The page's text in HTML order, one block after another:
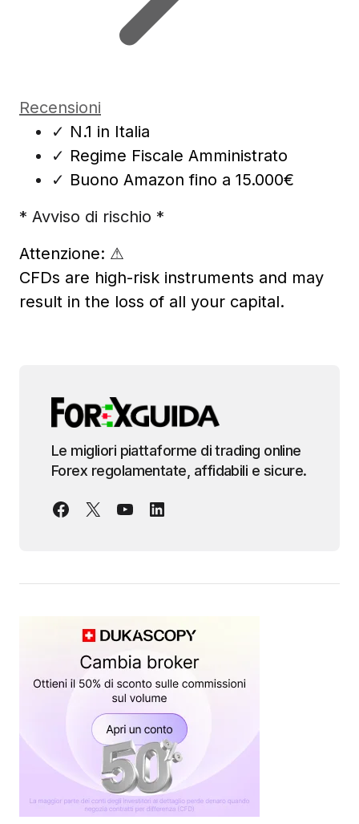
Recensioni
✓ N.1 in Italia
✓ Regime Fiscale Amministrato
✓ Buono Amazon fino a 15.000€
* Avviso di rischio *
Attenzione: ⚠
CFDs are high-risk instruments and may
result in the loss of all your capital.
Le migliori piattaforme di trading online
Forex regolamentate, affidabili e sicure.